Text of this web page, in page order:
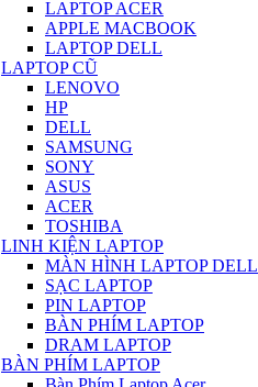
LAPTOP ACER
APPLE MACBOOK
LAPTOP DELL
LAPTOP CŨ
LENOVO
HP
DELL
SAMSUNG
SONY
ASUS
ACER
TOSHIBA
LINH KIỆN LAPTOP
MÀN HÌNH LAPTOP DELL
SẠC LAPTOP
PIN LAPTOP
BÀN PHÍM LAPTOP
DRAM LAPTOP
BÀN PHÍM LAPTOP